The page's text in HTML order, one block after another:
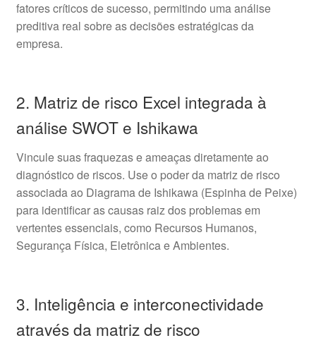
fatores críticos de sucesso, permitindo uma análise
preditiva real sobre as decisões estratégicas da
empresa.
2. Matriz de risco Excel integrada à
análise SWOT e Ishikawa
Vincule suas fraquezas e ameaças diretamente ao
diagnóstico de riscos. Use o poder da matriz de risco
associada ao Diagrama de Ishikawa (Espinha de Peixe)
para identificar as causas raiz dos problemas em
vertentes essenciais, como Recursos Humanos,
Segurança Física, Eletrônica e Ambientes.
3. Inteligência e interconectividade
através da matriz de risco